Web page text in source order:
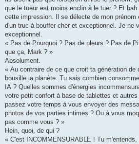
que le tueur est moins enclin à le tuer ? Et
cette impression. Il se délecte de mon prénom
d'un truc à bouffer cher et exceptionnel. Je ne
exceptionnel.
« Pas de Pourquoi ? Pas de pleurs ? Pas de
que ça, Mark ? »
Absolument.
« Au contraire de ce que croit ta génération de
bousille la planète. Tu sais combien
IA ? Quelles sommes d'énergies
votre petit confort à base de tablettes et
passez votre temps à vous envoyer des
photos de vos parties intimes ? Ou à vous
pas comme vous ? »
Hein, quoi, de qui ?
« C'est INCOMMENSURABLE ! Tu